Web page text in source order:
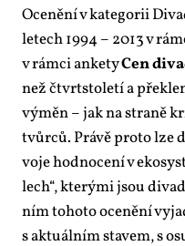
Oce­ně­ní v ka­te­go­rii
le­tech 1994 – 2013 v
v rám­ci an­ke­tyCen
než čtvrt­sto­le­tí a
vý­měn – jak na stra­ně
tvůr­ců. Prá­vě pro­to lze
vo­je hod­no­ce­ní v
lech“, kte­rý­mi jsou
ním to­ho­to oce­ně­ní
s ak­tu­ál­ním sta­vem, s